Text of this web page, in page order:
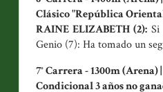
Clásico "República
RAINE ELIZABETH (2):Si
Genio (7): Ha tomado un
7° Carrera - 1300m (Arena)
Condicional 3 años no